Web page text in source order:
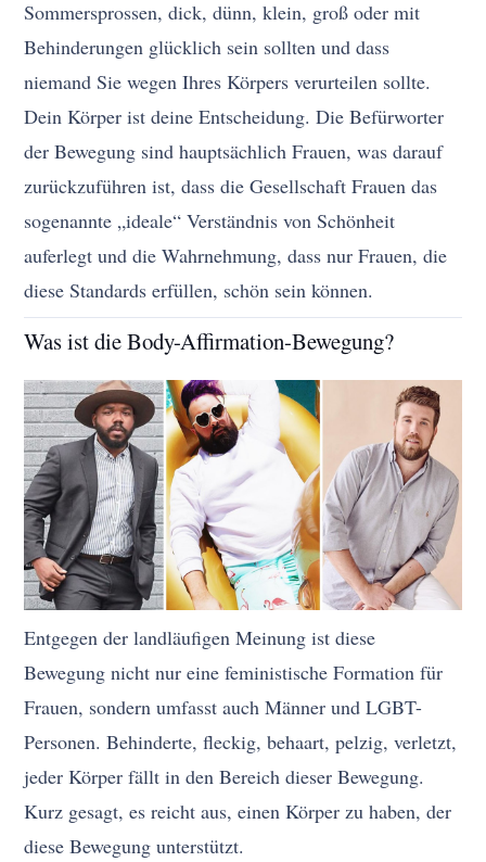
Sommersprossen, dick, dünn, klein, groß oder mit
Behinderungen glücklich sein sollten und dass
niemand Sie wegen Ihres Körpers verurteilen sollte.
Dein Körper ist deine Entscheidung. Die Befürworter
der Bewegung sind hauptsächlich Frauen, was darauf
zurückzuführen ist, dass die Gesellschaft Frauen das
sogenannte „ideale“ Verständnis von Schönheit
auferlegt und die Wahrnehmung, dass nur Frauen, die
diese Standards erfüllen, schön sein können.
Was ist die Body-Affirmation-Bewegung?
Entgegen der landläufigen Meinung ist diese
Bewegung nicht nur eine feministische Formation für
Frauen, sondern umfasst auch Männer und LGBT-
Personen. Behinderte, fleckig, behaart, pelzig, verletzt,
jeder Körper fällt in den Bereich dieser Bewegung.
Kurz gesagt, es reicht aus, einen Körper zu haben, der
diese Bewegung unterstützt.